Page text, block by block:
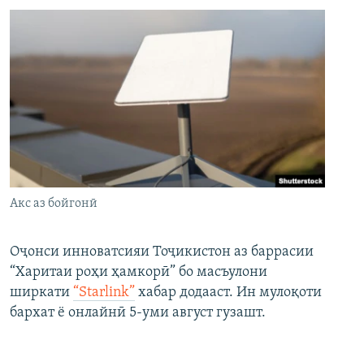
Акс аз бойгонӣ
Оҷонси инноватсияи Тоҷикистон аз баррасии
“Харитаи роҳи ҳамкорӣ” бо масъулони
ширкати “Starlink” хабар додааст. Ин мулоқоти
бархат ё онлайнӣ 5-уми август гузашт.